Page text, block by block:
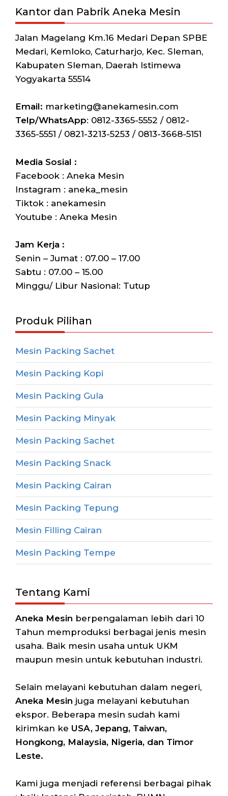
Kantor dan Pabrik Aneka Mesin
Jalan Magelang Km.16 Medari Depan SPBE
Medari, Kemloko, Caturharjo, Kec. Sleman,
Kabupaten Sleman, Daerah Istimewa
Yogyakarta 55514
Email: marketing@anekamesin.com
Telp/WhatsApp: 0812-3365-5552 / 0812-
3365-5551 / 0821-3213-5253 / 0813-3668-5151
Media Sosial :
Facebook : Aneka Mesin
Instagram : aneka_mesin
Tiktok : anekamesin
Youtube : Aneka Mesin
Jam Kerja :
Senin – Jumat : 07.00 – 17.00
Sabtu : 07.00 – 15.00
Minggu/ Libur Nasional: Tutup
Produk Pilihan
Mesin Packing Sachet
Mesin Packing Kopi
Mesin Packing Gula
Mesin Packing Minyak
Mesin Packing Sachet
Mesin Packing Snack
Mesin Packing Cairan
Mesin Packing Tepung
Mesin Filling Cairan
Mesin Packing Tempe
Tentang Kami
Aneka Mesin berpengalaman lebih dari 10
Tahun memproduksi berbagai jenis mesin
usaha. Baik mesin usaha untuk UKM
maupun mesin untuk kebutuhan industri.
Selain melayani kebutuhan dalam negeri,
Aneka Mesin juga melayani kebutuhan
ekspor. Beberapa mesin sudah kami
kirimkan ke USA, Jepang, Taiwan,
Hongkong, Malaysia, Nigeria, dan Timor
Leste.
Kami juga menjadi referensi berbagai pihak